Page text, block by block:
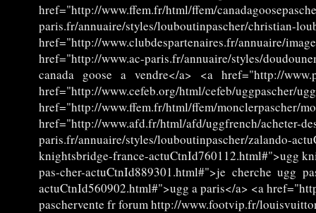
href="http://www.ffem.fr/html/ffem/
paris.fr/annuaire/styles/louboutinpascher/
href="http://www.clubdespartenaires.fr/annuaire/
href="http://www.ac-paris.fr/annuaire/styles/
canada goose a vendre</a> <a href="http://
href="http://www.cefeb.org/html/cefeb/
href="http://www.ffem.fr/html/ffem/
href="http://www.afd.fr/html/afd/uggfrench/
paris.fr/annuaire/styles/louboutinpascher/zalando-
knightsbridge-france-actuCtnId760112.html#">ugg
pas-cher-actuCtnId889301.html#">je cherche ugg
actuCtnId560902.html#">ugg a paris</a> <a
paschervente fr forum http://www.footvip.fr/